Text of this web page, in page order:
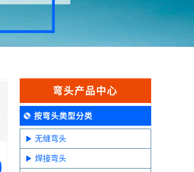
弯头产品中心
按弯头类型分类
无缝弯头
焊接弯头